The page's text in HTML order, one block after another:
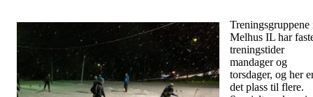
Treningsgruppene
Melhus IL har
treningstider
mandager og
torsdager, og her
det plass til flere.